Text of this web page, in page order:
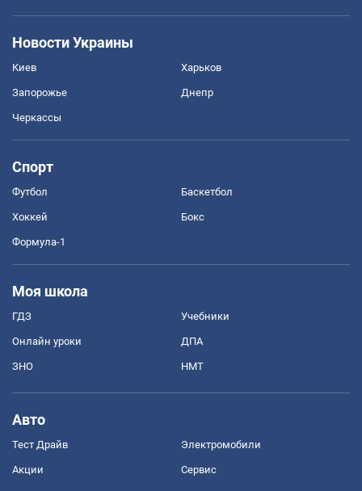
Новости Украины
Киев Харьков
Запорожье Днепр
Черкассы
Спорт
Футбол Баскетбол
Хоккей Бокс
Формула-1
Моя школа
ГДЗ Учебники
Онлайн уроки ДПА
ЗНО НМТ
Авто
Тест Драйв Электромобили
Акции Сервис